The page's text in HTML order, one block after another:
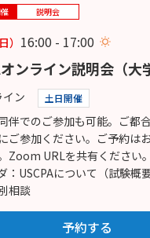
説明会
） 16:00 - 17:00
ンライン説明会（大
イン 土日開催
伴でのご参加も可能。ご都
ご参加ください。ご予約は
Zoom URLを共有ください。
：USCPAについて（試験概
相談
予約する